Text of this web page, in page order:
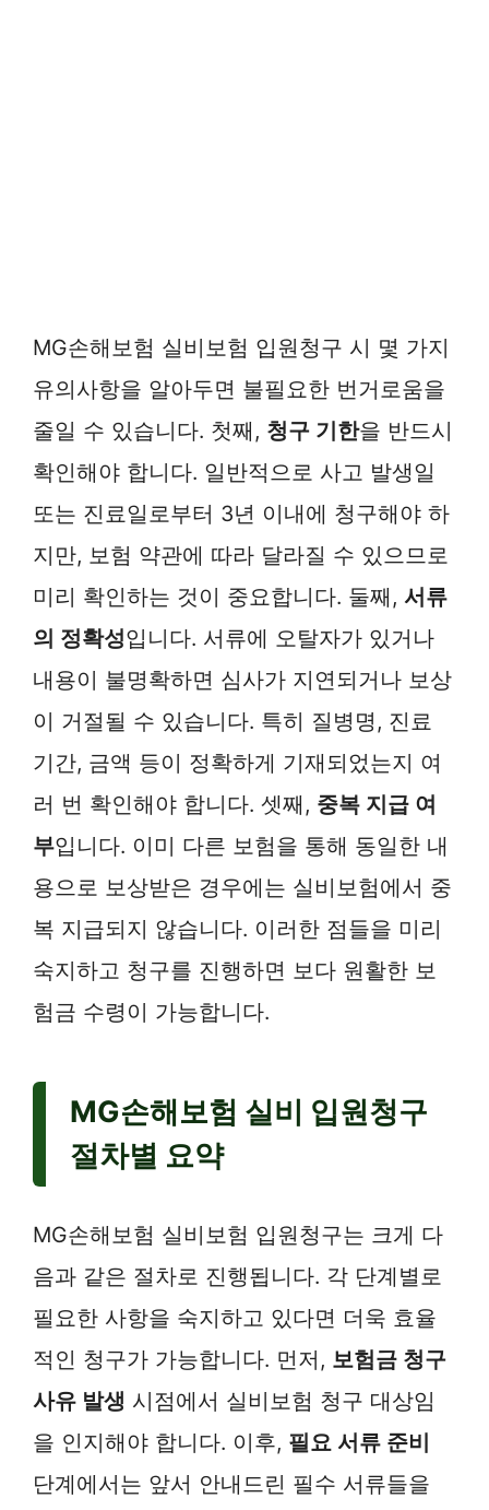
MG손해보험 실비보험 입원청구 시 몇 가지
유의사항을 알아두면 불필요한 번거로움을
줄일 수 있습니다. 첫째, 청구 기한을 반드시
확인해야 합니다. 일반적으로 사고 발생일
또는 진료일로부터 3년 이내에 청구해야 하
지만, 보험 약관에 따라 달라질 수 있으므로
미리 확인하는 것이 중요합니다. 둘째, 서류
의 정확성입니다. 서류에 오탈자가 있거나
내용이 불명확하면 심사가 지연되거나 보상
이 거절될 수 있습니다. 특히 질병명, 진료
기간, 금액 등이 정확하게 기재되었는지 여
러 번 확인해야 합니다. 셋째, 중복 지급 여
부입니다. 이미 다른 보험을 통해 동일한 내
용으로 보상받은 경우에는 실비보험에서 중
복 지급되지 않습니다. 이러한 점들을 미리
숙지하고 청구를 진행하면 보다 원활한 보
험금 수령이 가능합니다.
MG손해보험 실비 입원청구
절차별 요약
MG손해보험 실비보험 입원청구는 크게 다
음과 같은 절차로 진행됩니다. 각 단계별로
필요한 사항을 숙지하고 있다면 더욱 효율
적인 청구가 가능합니다. 먼저, 보험금 청구
사유 발생 시점에서 실비보험 청구 대상임
을 인지해야 합니다. 이후, 필요 서류 준비
단계에서는 앞서 안내드린 필수 서류들을